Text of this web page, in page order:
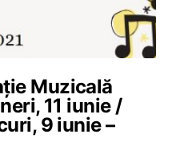
Muzicală
11 iunie /
9 iunie –